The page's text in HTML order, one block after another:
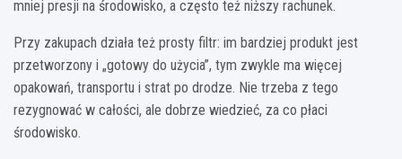
mniej presji na środowisko, a często też niższy rachunek.
Przy zakupach działa też prosty filtr: im bardziej produkt jest
przetworzony i „gotowy do użycia”, tym zwykle ma więcej
opakowań, transportu i strat po drodze. Nie trzeba z tego
rezygnować w całości, ale dobrze wiedzieć, za co płaci
środowisko.